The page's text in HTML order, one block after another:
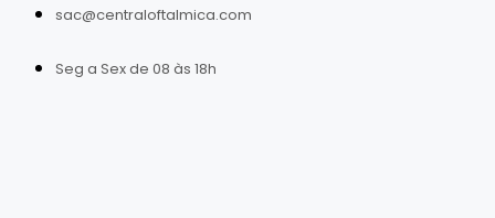
sac@centraloftalmica.com
Seg a Sex de 08 às 18h